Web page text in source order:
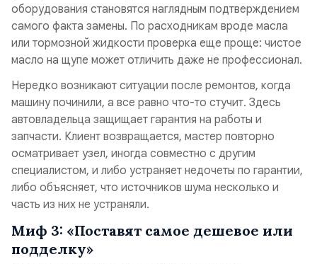
оборудования становятся наглядным подтверждением
самого факта замены. По расходникам вроде масла
или тормозной жидкости проверка еще проще: чистое
масло на щупе может отличить даже не профессионал.
Нередко возникают ситуации после ремонтов, когда
машину починили, а все равно что-то стучит. Здесь
автовладельца защищает гарантия на работы и
запчасти. Клиент возвращается, мастер повторно
осматривает узел, иногда совместно с другим
специалистом, и либо устраняет недочеты по гарантии,
либо объясняет, что источников шума несколько и
часть из них не устраняли.
Миф 3: «Поставят самое дешевое или
подделку»